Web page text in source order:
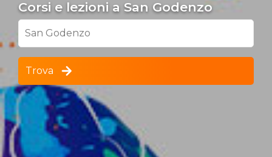
Corsi e lezioni a San Godenzo
San Godenzo
Trova